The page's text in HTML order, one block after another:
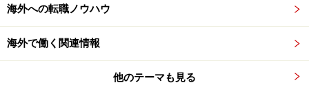
歩くスピードの比較をすることでせっかち度を考えると
いうのは面白い視点ですね！
海外への転職ノウハウ
海外で働く関連情報
他のテーマも見る